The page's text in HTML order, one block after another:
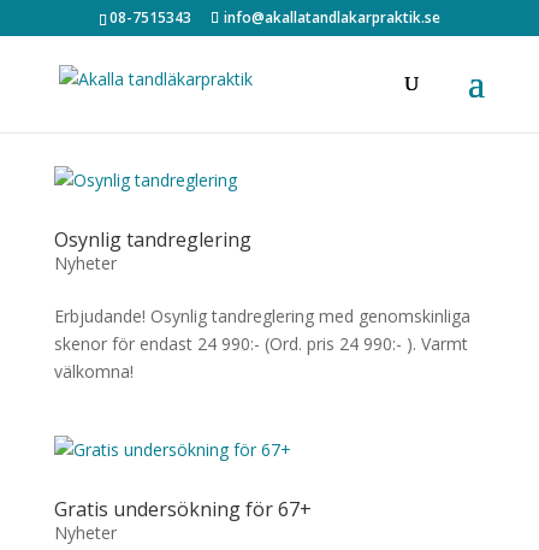
08-7515343 info@akallatandlakarpraktik.se
Osynlig tandreglering
Nyheter
Erbjudande! Osynlig tandreglering med genomskinliga
skenor för endast 24 990:- (Ord. pris 24 990:- ). Varmt
välkomna!
Gratis undersökning för 67+
Nyheter